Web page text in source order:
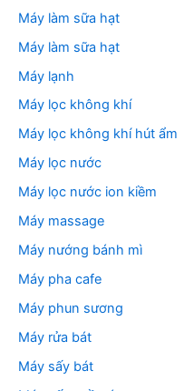
Máy làm sữa hạt
Máy làm sữa hạt
Máy lạnh
Máy lọc không khí
Máy lọc không khí hút ẩm
Máy lọc nước
Máy lọc nước ion kiềm
Máy massage
Máy nướng bánh mì
Máy pha cafe
Máy phun sương
Máy rửa bát
Máy sấy bát